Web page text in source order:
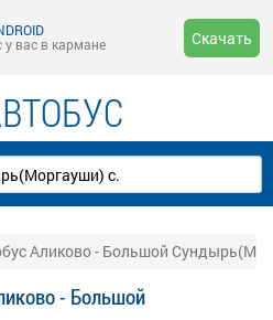
у вас в кармане
Скачать
Аликово - Большой
- Большой